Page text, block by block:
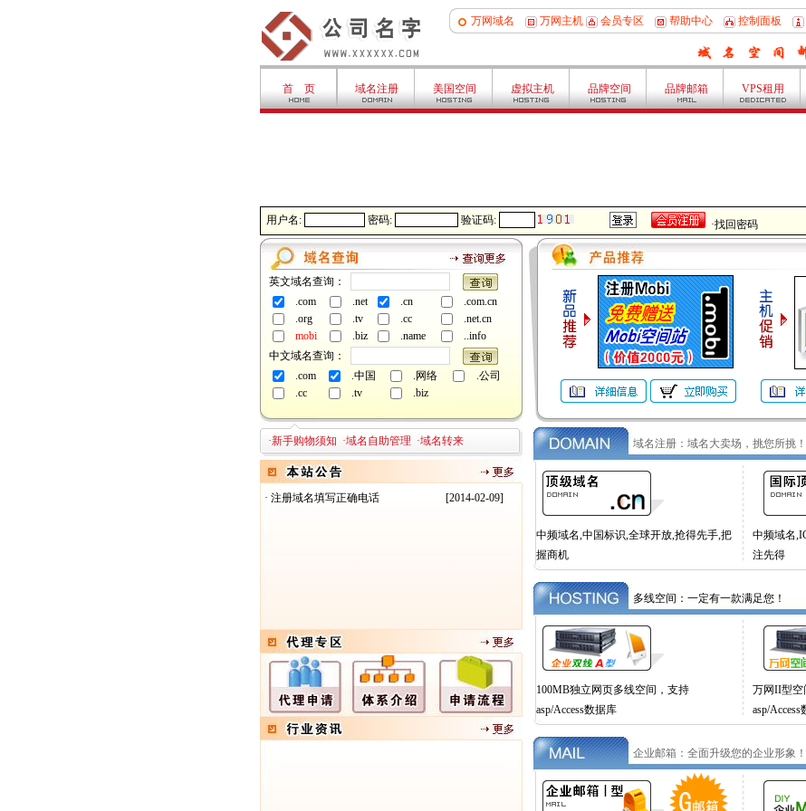
万网域名 万网主机 会员专区 帮助中心 控制面板
首 页 域名注册 美国空间 虚拟主机 品牌空间 品牌邮箱 VPS租用
用户名: 密码: 验证码: ·找回密码
英文域名查询：
.com
.net .cn
.com.cn
.org
.tv .cc
.net.cn
mobi
.biz .name
..info
中文域名查询：
.com
.中国 .网络
.公司
.cc
.tv .biz
·新手购物须知 ·域名自助管理 ·域名转来
· 注册域名填写正确电话 [2014-02-09]
域名注册：域名大卖场，挑您所挑！
中频域名,中国标识,全球开放,抢得先手,把
握商机
中频域名
注先得
多线空间：一定有一款满足您！
100MB独立网页多线空间，支持
asp/Access数据库
万网II型空
asp/Access
企业邮箱：全面升级您的企业形象！